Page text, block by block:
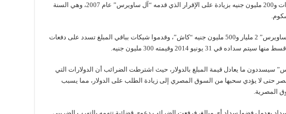
جديدا يتضمن إضافة 7 مليارات و200 مليون جنيه بزيادة على الإقرار الذي قدمه “آل ساويرس” عام 2007، وهي السنة
وفي أبريل 2013، سدد “آل ساويرس” 2 مليار و500 مليون جنيه “كاش”، وقدموا شيكات بباقي المبلغ تسدد على دفعات
في 31 يونيو 2014 وقيمته 300 مليون جنيه.
سيسددون ما يعادل قيمة المبلغ بالدولار، حيث اشترطت الضرائب أن الدولارات التي
حتى لا يؤدي سحبها من السوق المصري إلى زيادة الطلب على الدولار، مما يسبب
المصرية.